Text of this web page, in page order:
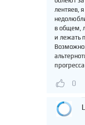
лентяев,
в общем,
и лежать
Возможно
0